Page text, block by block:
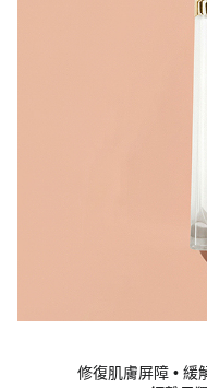
修復肌膚屏障 • 緩